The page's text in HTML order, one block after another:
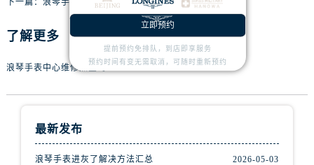
了解更多
浪琴手表中心维修点查询
最新发布
浪琴手表进灰了解决方法汇总 2026-05-03
立即预约
提前预约免排队，到店即享服务
预约时间有变无需取消，可随时重新预约